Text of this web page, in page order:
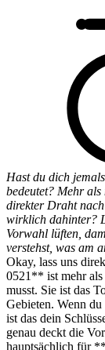
Hast du dich
bedeutet? Mehr
direkter Draht
wirklich dahinter?
Vorwahl lüften,
verstehst, was am
Okay, lass uns
0521** ist mehr
musst. Sie ist das
Gebieten. Wenn
ist das dein
genau deckt die
hauptsächlich für